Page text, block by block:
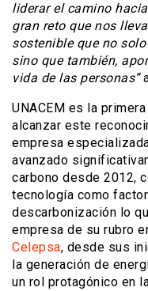
liderar el camino
gran reto que nos
sostenible que no
sino que también,
vida de las personas”
UNACEM es la
alcanzar este
empresa
avanzado
carbono desde 2012,
tecnología como
descarbonización lo
empresa de su rubro
Celepsa, desde sus
la generación de
un rol protagónico en